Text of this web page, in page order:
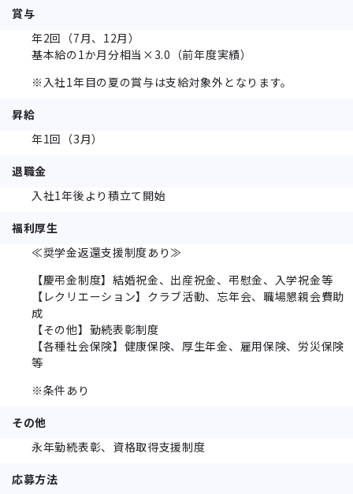
賞与
年2回（7月、12月）
基本給の1か月分相当×3.0（前年度実績）
※入社1年目の夏の賞与は支給対象外となります。
昇給
年1回（3月）
退職金
入社1年後より積立て開始
福利厚生
≪奨学金返還支援制度あり≫
【慶弔金制度】結婚祝金、出産祝金、弔慰金、入学祝金等
【レクリエーション】クラブ活動、忘年会、職場懇親会費助
成
【その他】勤続表彰制度
【各種社会保険】健康保険、厚生年金、雇用保険、労災保険
等
※条件あり
その他
永年勤続表彰、資格取得支援制度
応募方法